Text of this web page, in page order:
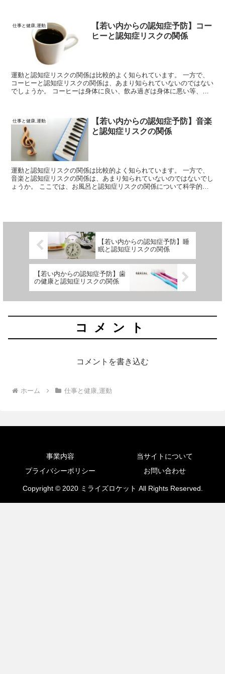
仕事と健康,運動
【若い内からの認知症予防】コー
ヒーと認知症リスクの関係
運動と認知症リスクの関係は比較的よく知られています。 一方で、
コーヒーと認知症リスクの関係は、あまり知られていないのではない
でしょうか。 コーヒーは身体に良い、飲み過ぎは身体に悪い等、
仕事と健康,運動
【若い内からの認知症予防】音楽
と認知症リスクの関係
運動と認知症リスクの関係は比較的よく知られています。 一方で、
音楽と認知症リスクの関係は、あまり知られていないのではないでし
ょうか。 ここでは、お風呂と認知症リスクの関係について科学的知
【若い内からの認知症予防】睡
眠と認知症リスクの関係
【若い内からの認知症予防】歯
の健康と認知症リスクの関係
コメント
コメントを書き込む
ホーム 仕事と健康,運動
事業内容
当サイトについて
プライバシーポリシー
お問い合わせ
Copyright © 2020 ミライズロケット All Rights Reserved.